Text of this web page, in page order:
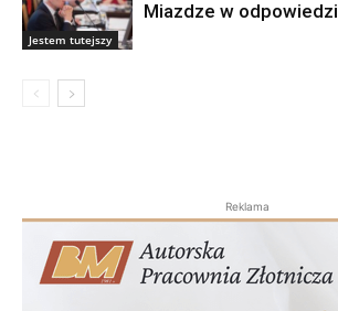
Jestem tutejszy
Miazdze w odpowiedzi
Reklama